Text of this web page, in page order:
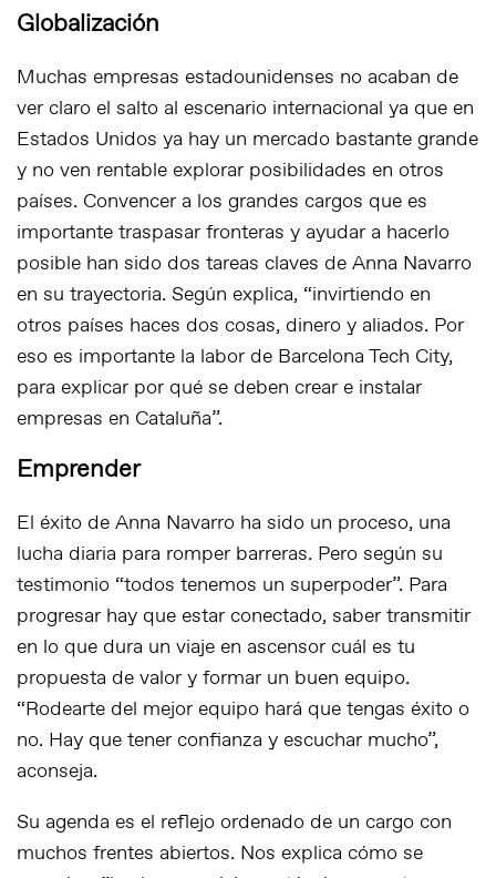
Globalización
Muchas empresas estadounidenses no acaban de
ver claro el salto al escenario internacional ya que en
Estados Unidos ya hay un mercado bastante grande
y no ven rentable explorar posibilidades en otros
países. Convencer a los grandes cargos que es
importante traspasar fronteras y ayudar a hacerlo
posible han sido dos tareas claves de Anna Navarro
en su trayectoria. Según explica, “invirtiendo en
otros países haces dos cosas, dinero y aliados. Por
eso es importante la labor de Barcelona Tech City,
para explicar por qué se deben crear e instalar
empresas en Cataluña”.
Emprender
El éxito de Anna Navarro ha sido un proceso, una
lucha diaria para romper barreras. Pero según su
testimonio “todos tenemos un superpoder”. Para
progresar hay que estar conectado, saber transmitir
en lo que dura un viaje en ascensor cuál es tu
propuesta de valor y formar un buen equipo.
“Rodearte del mejor equipo hará que tengas éxito o
no. Hay que tener confianza y escuchar mucho”,
aconseja.
Su agenda es el reflejo ordenado de un cargo con
muchos frentes abiertos. Nos explica cómo se